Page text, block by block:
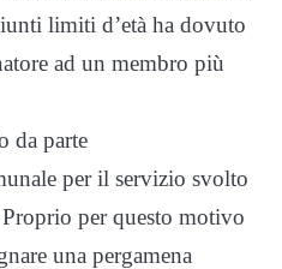
limiti d’età ha dovuto
ad un membro più
da parte
per il servizio svolto
per questo motivo
una pergamena